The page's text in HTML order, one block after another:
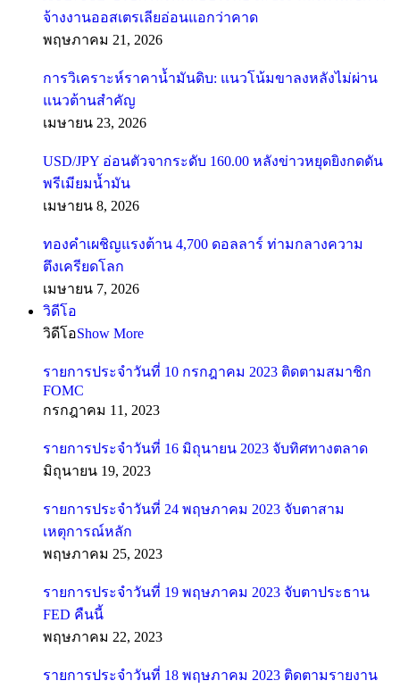
จ้างงานออสเตรเลียอ่อนแอกว่าคาด
พฤษภาคม 21, 2026
การวิเคราะห์ราคาน้ำมันดิบ: แนวโน้มขาลงหลังไม่ผ่าน
แนวต้านสำคัญ
เมษายน 23, 2026
USD/JPY อ่อนตัวจากระดับ 160.00 หลังข่าวหยุดยิงกดดัน
พรีเมียมน้ำมัน
เมษายน 8, 2026
ทองคำเผชิญแรงต้าน 4,700 ดอลลาร์ ท่ามกลางความ
ตึงเครียดโลก
เมษายน 7, 2026
วิดีโอ
วิดีโอShow More
รายการประจำวันที่ 10 กรกฎาคม 2023 ติดตามสมาชิก
FOMC
กรกฎาคม 11, 2023
รายการประจำวันที่ 16 มิถุนายน 2023 จับทิศทางตลาด
มิถุนายน 19, 2023
รายการประจำวันที่ 24 พฤษภาคม 2023 จับตาสาม
เหตุการณ์หลัก
พฤษภาคม 25, 2023
รายการประจำวันที่ 19 พฤษภาคม 2023 จับตาประธาน
FED คืนนี้
พฤษภาคม 22, 2023
รายการประจำวันที่ 18 พฤษภาคม 2023 ติดตามรายงาน